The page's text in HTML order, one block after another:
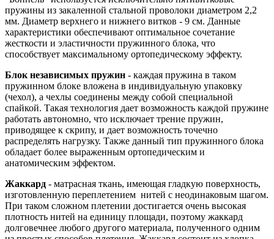
пружины из закаленной стальной проволоки диаметром 2,2
мм. Диаметр верхнего и нижнего витков - 9 см. Данные
характеристики обеспечивают оптимальное сочетание
жесткости и эластичности пружинного блока, что
способствует максимальному ортопедическому эффекту.
Блок независимых пружин - каждая пружина в таком
пружинном блоке вложена в индивидуальную упаковку
(чехол), а чехлы соединены между собой специальной
спайкой. Такая технология дает возможность каждой пружине
работать автономно, что исключает трение пружин,
приводящее к скрипу, и дает возможность точечно
распределять нагрузку. Также данный тип пружинного блока
обладает более выраженным ортопедическим и
анатомическим эффектом.
Жаккард - матрасная ткань, имеющая гладкую поверхность,
изготовленную переплетением нитей с неодинаковым шагом.
При таком сложном плетении достигается очень высокая
плотность нитей на единицу площади, поэтому жаккард
долговечнее любого другого материала, полученного одним